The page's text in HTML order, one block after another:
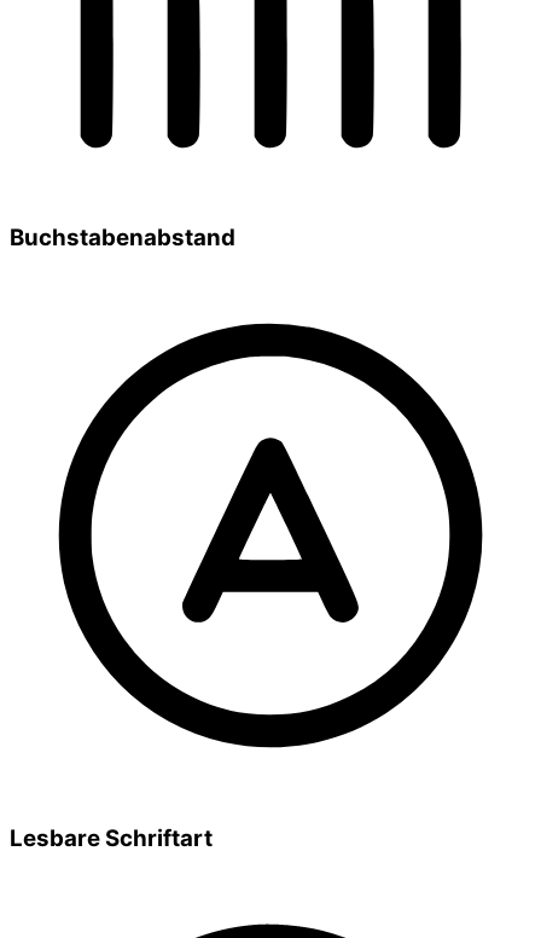
Buchstabenabstand
Lesbare Schriftart